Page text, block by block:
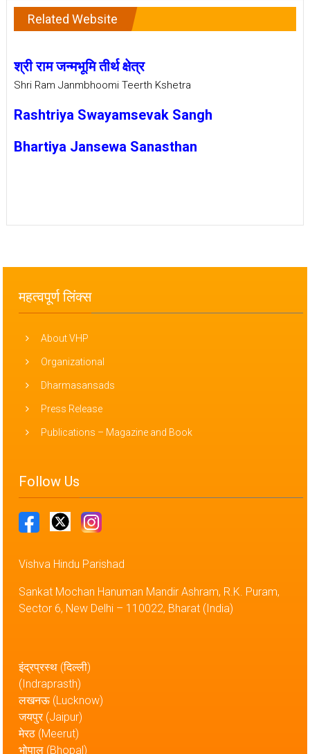
Related Website
श्री राम जन्मभूमि तीर्थ क्षेत्र
Shri Ram Janmbhoomi Teerth Kshetra
Rashtriya Swayamsevak Sangh
Bhartiya Jansewa Sanasthan
महत्वपूर्ण लिंक्स
About VHP
Organizational
Dharmasansads
Press Release
Publications – Magazine and Book
Follow Us
Vishva Hindu Parishad
Sankat Mochan Hanuman Mandir Ashram, R.K. Puram,
Sector 6, New Delhi – 110022, Bharat (India)
इंद्रप्रस्थ (दिल्ली)
(Indraprasth)
लखनऊ (Lucknow)
जयपुर (Jaipur)
मेरठ (Meerut)
भोपाल (Bhopal)